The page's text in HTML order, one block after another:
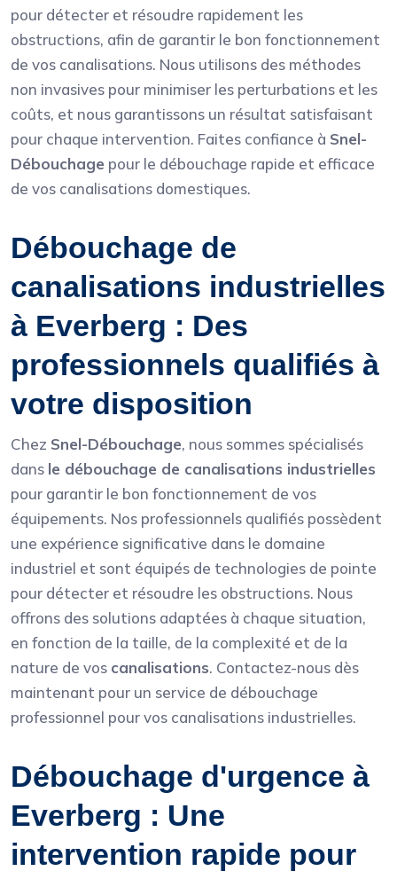
pour détecter et résoudre rapidement les
obstructions, afin de garantir le bon fonctionnement
de vos canalisations. Nous utilisons des méthodes
non invasives pour minimiser les perturbations et les
coûts, et nous garantissons un résultat satisfaisant
pour chaque intervention. Faites confiance à Snel-
Débouchage pour le débouchage rapide et efficace
de vos canalisations domestiques.
Débouchage de
canalisations industrielles
à Everberg : Des
professionnels qualifiés à
votre disposition
Chez Snel-Débouchage, nous sommes spécialisés
dans le débouchage de canalisations industrielles
pour garantir le bon fonctionnement de vos
équipements. Nos professionnels qualifiés possèdent
une expérience significative dans le domaine
industriel et sont équipés de technologies de pointe
pour détecter et résoudre les obstructions. Nous
offrons des solutions adaptées à chaque situation,
en fonction de la taille, de la complexité et de la
nature de vos canalisations. Contactez-nous dès
maintenant pour un service de débouchage
professionnel pour vos canalisations industrielles.
Débouchage d'urgence à
Everberg : Une
intervention rapide pour